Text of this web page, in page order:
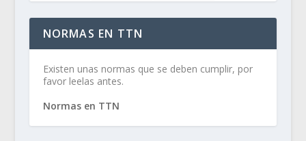
NORMAS EN TTN
Existen unas normas que se deben cumplir, por
favor leelas antes.
Normas en TTN